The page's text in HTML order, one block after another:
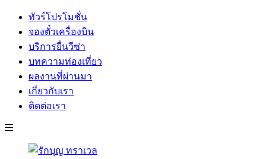
ทัวร์โปรโมชั่น
จองตั๋วเครื่องบิน
บริการยื่นวีซ่า
บทความท่องเที่ยว
ผลงานที่ผ่านมา
เกี่ยวกับเรา
ติดต่อเรา